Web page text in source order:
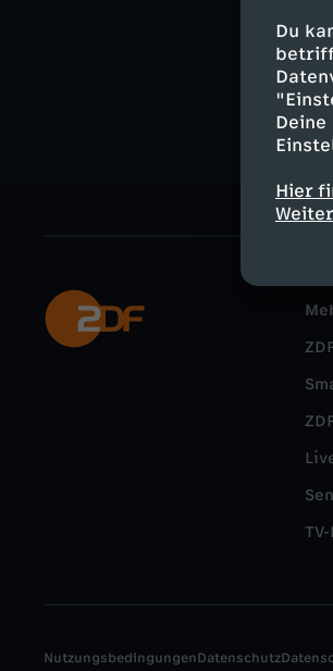
Du
Hier
NutzungsbedingungenDatenschutz